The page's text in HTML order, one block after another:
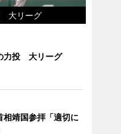
大リーグ
力投 大リーグ
相靖国参拝「適切に